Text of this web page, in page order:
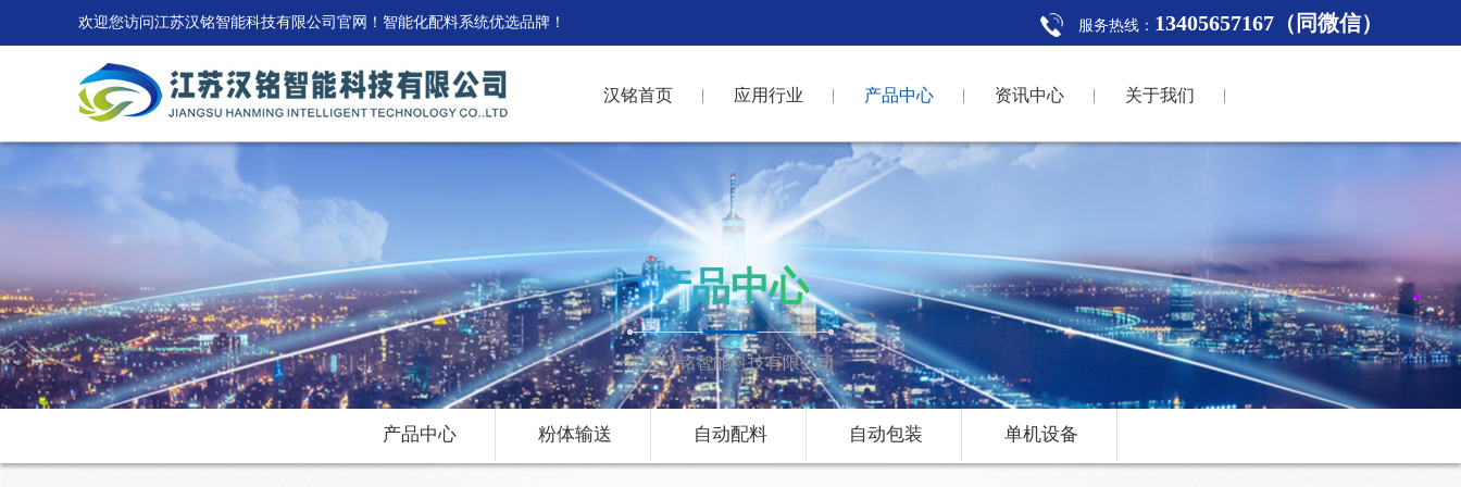
服务热线： 13405657167（同微信）
欢迎您访问江苏汉铭智能科技有限公司官网！智能化配料系统优选品牌！
汉铭首页 应用行业 产品中心 资讯中心 关于我们
产品中心
江苏汉铭智能科技有限公司
产品中心 粉体输送 自动配料 自动包装 单机设备